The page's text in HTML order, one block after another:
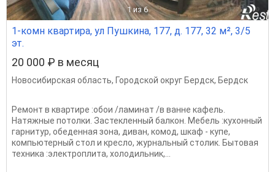
1 из 6
1-комн квартира, ул Пушкина, 177, д. 177, 32 м², 3/5
эт.
20 000 ₽ в месяц
Новосибирская область, Городской округ Бердск, Бердск
Ремонт в квартире :обои /ламинат /в ванне кафель.
Натяжные потолки. Застекленный балкон. Мебель :кухонный
гарнитур, обеденная зона, диван, комод, шкаф - купе,
компьютерный стол и кресло, журнальный столик. Бытовая
техника :электроплита, холодильник,...